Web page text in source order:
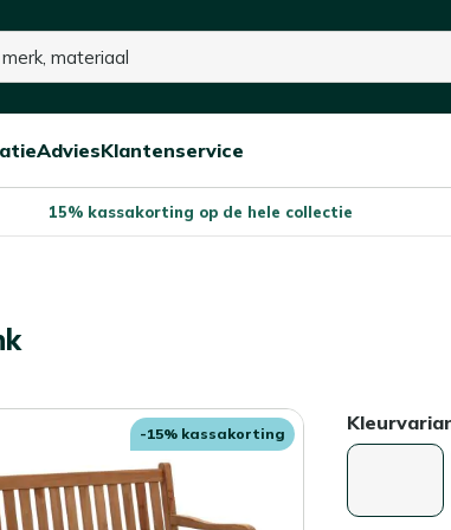
sluitOpen/sluit
Advies
Open/sluit
Klantenservice
15% kassakorting op de hele collectie
-15% kassakorting